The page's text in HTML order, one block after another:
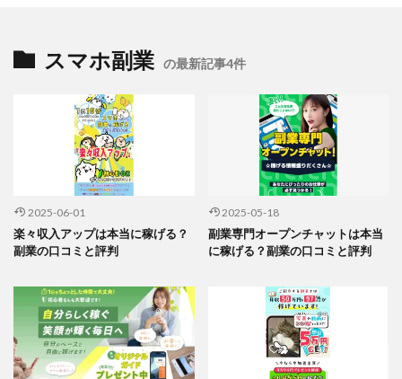
スマホ副業 の最新記事4件
2025-06-01
楽々収入アップは本当に稼げる？
副業の口コミと評判
2025-05-18
副業専門オープンチャットは本当
に稼げる？副業の口コミと評判